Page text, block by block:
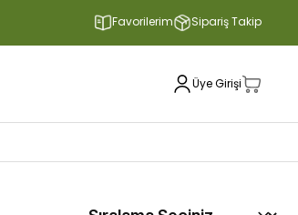
Favorilerim Sipariş Takip
Üye Girişi